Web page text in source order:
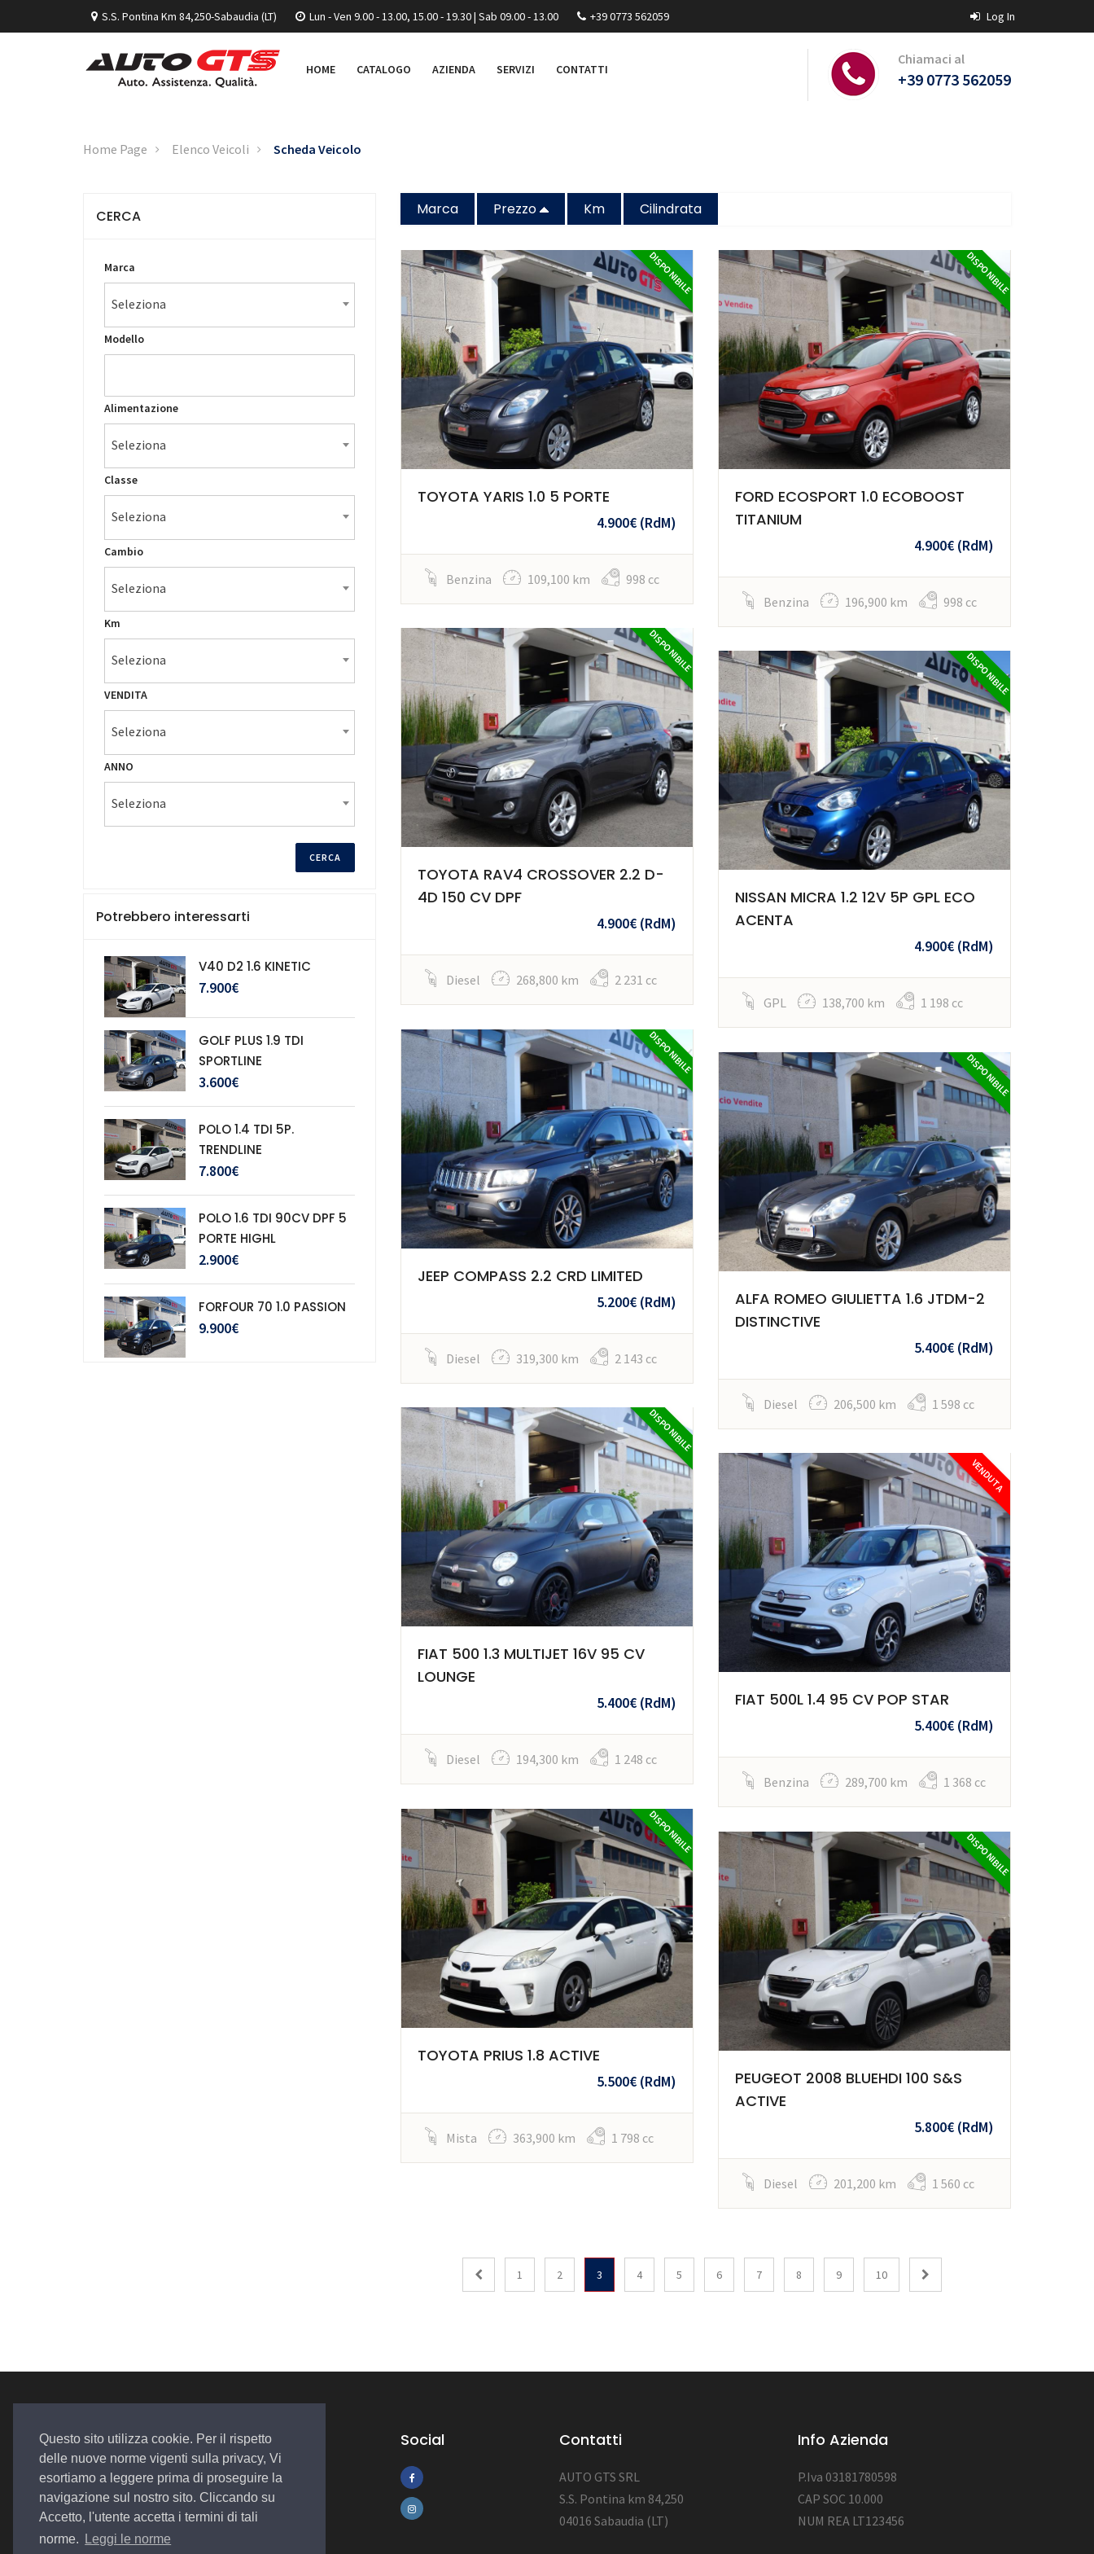
Questo sito utilizza cookie. Per il rispetto
delle nuove norme vigenti sulla privacy, Vi
esortiamo a leggere prima di proseguire la
navigazione sul nostro sito. Cliccando su
Accetto, l'utente accetta i termini di tali
norme.
Leggi le norme
S.S. Pontina Km 84,250-Sabaudia (LT) Lun - Ven 9.00 - 13.00, 15.00 - 19.30 | Sab 09.00 - 13.00 +39 0773 562059 Log In
HOME CATALOGO AZIENDA SERVIZI CONTATTI
Chiamaci al
+39 0773 562059
Home Page Elenco Veicoli Scheda Veicolo
Marca Prezzo Km Cilindrata
DISPONIBILE
TOYOTA YARIS 1.0 5 PORTE
4.900€ (RdM)
Benzina 109,100 km 998 cc
DISPONIBILE
FORD ECOSPORT 1.0 ECOBOOST
TITANIUM
4.900€ (RdM)
Benzina 196,900 km 998 cc
DISPONIBILE
TOYOTA RAV4 CROSSOVER 2.2 D-
4D 150 CV DPF
4.900€ (RdM)
Diesel 268,800 km 2 231 cc
DISPONIBILE
NISSAN MICRA 1.2 12V 5P GPL ECO
ACENTA
4.900€ (RdM)
GPL 138,700 km 1 198 cc
DISPONIBILE
JEEP COMPASS 2.2 CRD LIMITED
5.200€ (RdM)
Diesel 319,300 km 2 143 cc
DISPONIBILE
ALFA ROMEO GIULIETTA 1.6 JTDM-2
DISTINCTIVE
5.400€ (RdM)
Diesel 206,500 km 1 598 cc
DISPONIBILE
FIAT 500 1.3 MULTIJET 16V 95 CV
LOUNGE
5.400€ (RdM)
Diesel 194,300 km 1 248 cc
VENDUTA
FIAT 500L 1.4 95 CV POP STAR
5.400€ (RdM)
Benzina 289,700 km 1 368 cc
DISPONIBILE
TOYOTA PRIUS 1.8 ACTIVE
5.500€ (RdM)
Mista 363,900 km 1 798 cc
DISPONIBILE
PEUGEOT 2008 BLUEHDI 100 S&S
ACTIVE
5.800€ (RdM)
Diesel 201,200 km 1 560 cc
1 2 3 4 5 6 7 8 9 10
CERCA
Marca
Seleziona
Modello
Alimentazione
Seleziona
Classe
Seleziona
Cambio
Seleziona
Km
Seleziona
VENDITA
Seleziona
ANNO
Seleziona
Potrebbero interessarti
V40 D2 1.6 KINETIC
7.900€
GOLF PLUS 1.9 TDI
SPORTLINE
3.600€
POLO 1.4 TDI 5P.
TRENDLINE
7.800€
POLO 1.6 TDI 90CV DPF 5
PORTE HIGHL
2.900€
FORFOUR 70 1.0 PASSION
9.900€
Auto. Assistenza. Qualità
Social Contatti
AUTO GTS SRL
S.S. Pontina km 84,250
04016 Sabaudia (LT)
Info Azienda
P.Iva 03181780598
CAP SOC 10.000
NUM REA LT123456